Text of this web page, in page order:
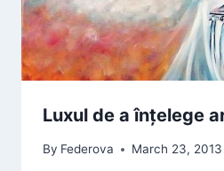
Luxul de a înțelege
By Federova March 23, 2013